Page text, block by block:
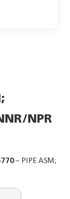
NPR
– PIPE ASM;